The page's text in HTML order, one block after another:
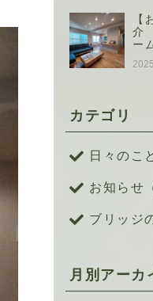
【
介
ー
カテゴリ
日々のこ
お知らせ
ブリッジ
月別アーカ